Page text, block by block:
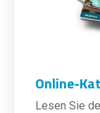
Online-
Lesen Sie